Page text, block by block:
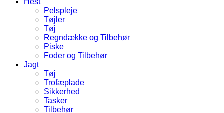
Hest
Pelspleje
Tøjler
Tøj
Regndække og Tilbehør
Piske
Foder og Tilbehør
Jagt
Tøj
Trofæplade
Sikkerhed
Tasker
Tilbehør